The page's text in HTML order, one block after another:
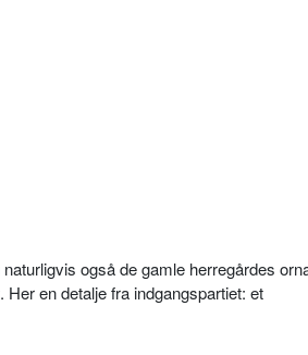
også de gamle herregårdes
en detalje fra indgangspartiet: et